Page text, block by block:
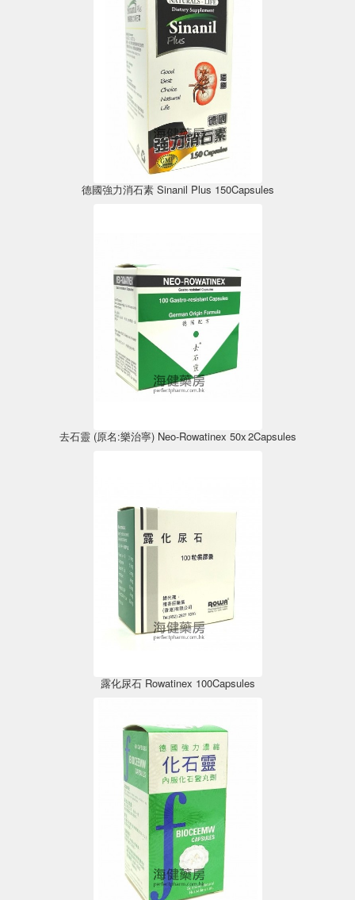
德國強力消石素 Sinanil Plus 150Capsules
去石靈 (原名:樂治寧) Neo-Rowatinex 50x 2Capsules
露化尿石 Rowatinex 100Capsules